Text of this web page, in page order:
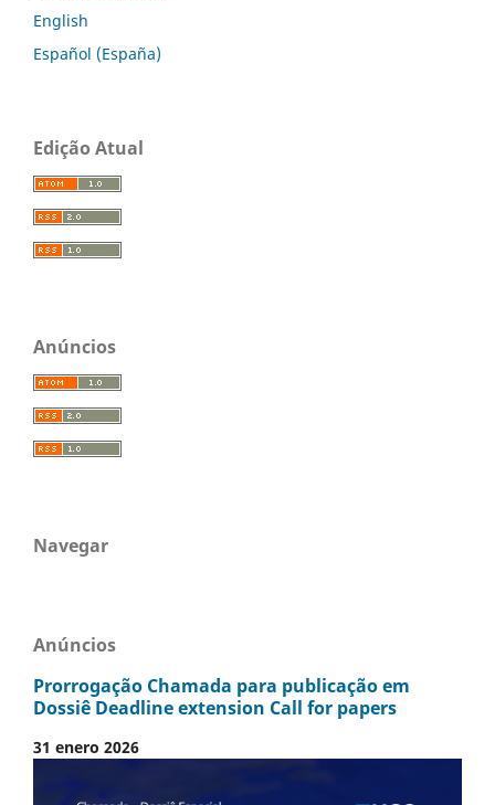
English
Español (España)
Edição Atual
Anúncios
Navegar
Anúncios
Prorrogação Chamada para publicação em
Dossiê Deadline extension Call for papers
31 enero 2026